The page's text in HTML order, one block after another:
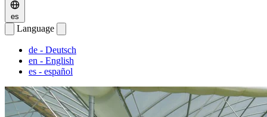
es
Language
de - Deutsch
en - English
es - español